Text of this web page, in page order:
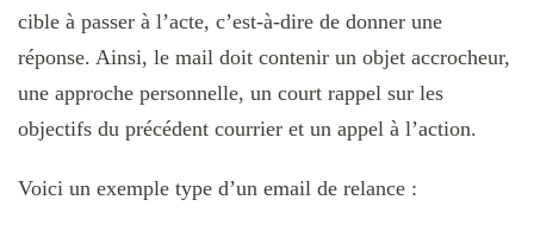
cible à passer à l’acte, c’est-à-dire de donner une
réponse. Ainsi, le mail doit contenir un objet accrocheur,
une approche personnelle, un court rappel sur les
objectifs du précédent courrier et un appel à l’action.
Voici un exemple type d’un email de relance :